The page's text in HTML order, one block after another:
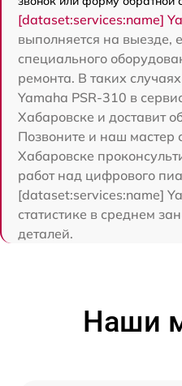
[dataset:services:name]
выполняется на выезде,
специального
ремонта. В таких
Yamaha PSR-310 в
Хабаровске и доставит
Позвоните и наш мастер
Хабаровске
работ над цифрового
[dataset:services:name]
статистике в среднем
деталей.
Наши